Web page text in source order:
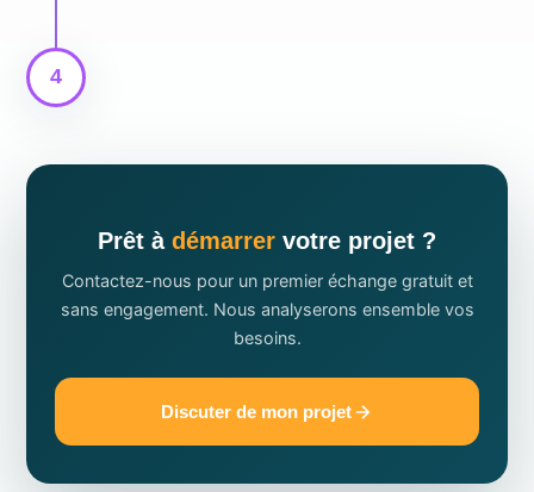
4
Prêt à démarrer votre projet ?
Contactez-nous pour un premier échange gratuit et
sans engagement. Nous analyserons ensemble vos
besoins.
Discuter de mon projet